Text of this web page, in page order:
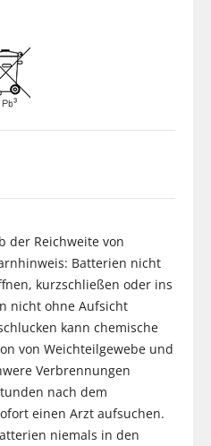
der Reichweite von
Batterien nicht
kurzschließen oder ins
nicht ohne Aufsicht
kann chemische
von Weichteilgewebe und
Verbrennungen
nach dem
einen Arzt aufsuchen.
niemals in den